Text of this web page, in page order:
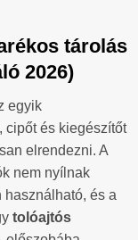
tárolás
2026)
egyik
cipőt és kiegészítőt
elrendezni. A
nem nyílnak
és a
tolóajtós